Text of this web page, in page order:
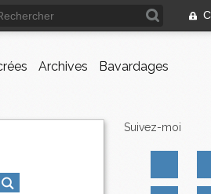
Archives Bavardages
Suivez-moi